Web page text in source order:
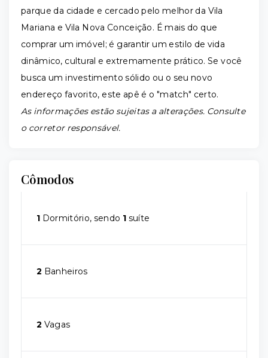
parque da cidade e cercado pelo melhor da Vila
Mariana e Vila Nova Conceição. É mais do que
comprar um imóvel; é garantir um estilo de vida
dinâmico, cultural e extremamente prático. Se você
busca um investimento sólido ou o seu novo
endereço favorito, este apê é o "match" certo.
As informações estão sujeitas a alterações. Consulte
o corretor responsável.
Cômodos
1 Dormitório, sendo 1 suíte
2 Banheiros
2 Vagas